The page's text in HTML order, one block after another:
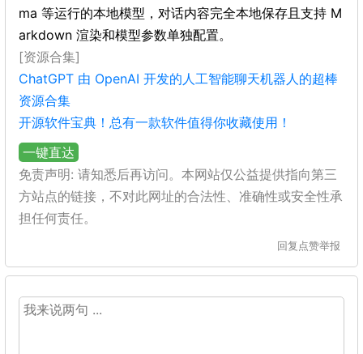
ma 等运行的本地模型，对话内容完全本地保存且支持 M
arkdown 渲染和模型参数单独配置。
[资源合集]
ChatGPT 由 OpenAI 开发的人工智能聊天机器人的超棒
资源合集
开源软件宝典！总有一款软件值得你收藏使用！
一键直达
免责声明: 请知悉后再访问。本网站仅公益提供指向第三
方站点的链接，不对此网址的合法性、准确性或安全性承
担任何责任。
回复 点赞举报